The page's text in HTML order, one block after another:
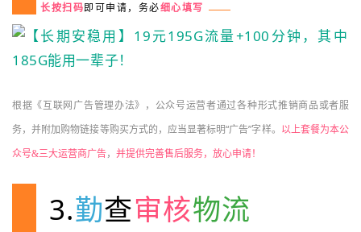
长按扫码即可申请，务必细心填写
根据《互联网广告管理办法》，公众号运营者通过各种形式推销商品或者服
务，并附加购物链接等购买方式的，应当显著标明“广告”字样。 以上套餐为本公
众号&三大运营商广告， 并提供完善售后服务，放心申请！
3.勤查审核物流